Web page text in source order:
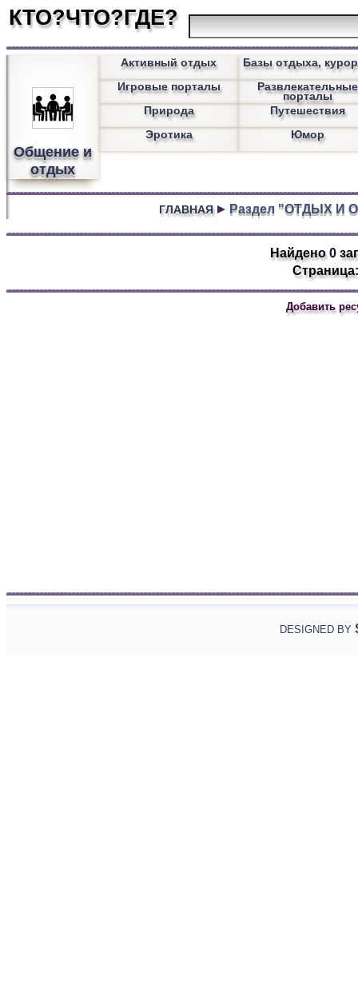
КТО?ЧТО?ГДЕ?
Общение и
отдых
Активный отдых
Базы отдыха,
Игровые порталы
Развлекательные
порталы
Природа
Путешествия
Эротика
Юмор
ГЛАВНАЯ Раздел "ОТДЫХ И
Найдено0
Добавить
DESIGNED BY